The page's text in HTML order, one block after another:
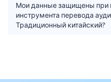
Мои данные защищены при
инструмента перевода
Традиционный китайский?